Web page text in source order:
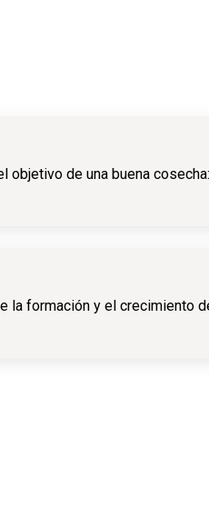
objetivo de una buena
la formación y el